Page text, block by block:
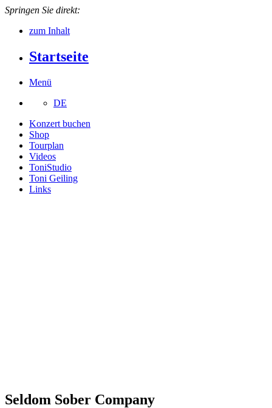
Springen Sie direkt:
zum Inhalt
Startseite
Menü
DE
Konzert buchen
Shop
Tourplan
Videos
ToniStudio
Toni Geiling
Links
Seldom Sober Company